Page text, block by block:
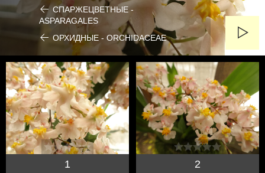
СПАРЖЕЦВЕТНЫЕ -
ASPARAGALES
ОРХИДНЫЕ - ORCHIDACEAE
1
2